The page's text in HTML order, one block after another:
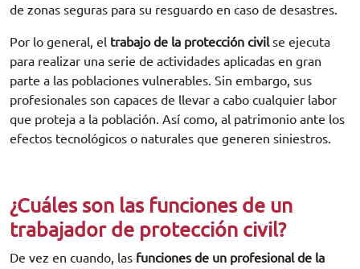
de zonas seguras para su resguardo en caso de desastres.
Por lo general, el trabajo de la protección civilse ejecuta
para realizar una serie de actividades aplicadas en gran
parte a las poblaciones vulnerables. Sin embargo, sus
profesionales son capaces de llevar a cabo cualquier labor
que proteja a la población. Así como, al patrimonio ante los
efectos tecnológicos o naturales que generen siniestros.
¿Cuáles son las funciones de un
trabajador de protección civil?
De vez en cuando, las funciones de un profesional de la